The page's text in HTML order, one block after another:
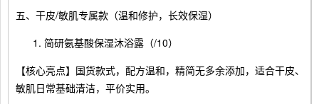
五、干皮/敏肌专属款（温和修护，长效保湿）
简研氨基酸保湿沐浴露（/10）
【核心亮点】国货款式，配方温和，精简无多余添加，适合干皮、
敏肌日常基础清洁，平价实用。